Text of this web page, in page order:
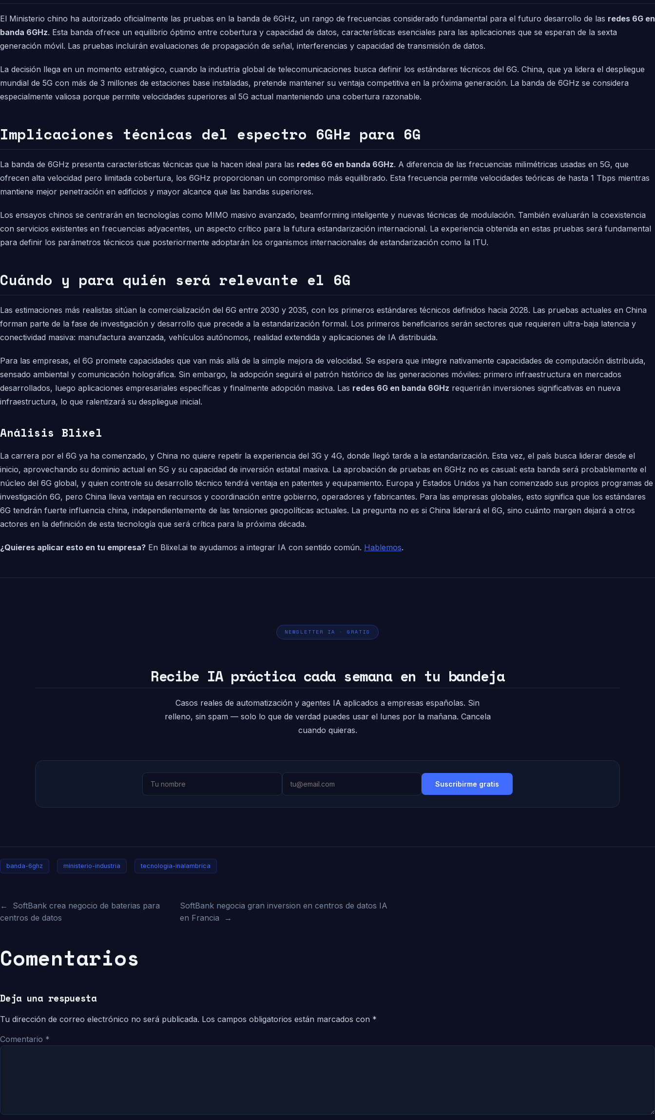
El Ministerio chino ha autorizado oficialmente las pruebas en la banda de 6GHz, un rango de frecuencias considerado fundamental para el futuro desarrollo de las redes 6G en
banda 6GHz. Esta banda ofrece un equilibrio óptimo entre cobertura y capacidad de datos, características esenciales para las aplicaciones que se esperan de la sexta
generación móvil. Las pruebas incluirán evaluaciones de propagación de señal, interferencias y capacidad de transmisión de datos.
La decisión llega en un momento estratégico, cuando la industria global de telecomunicaciones busca definir los estándares técnicos del 6G. China, que ya lidera el despliegue
mundial de 5G con más de 3 millones de estaciones base instaladas, pretende mantener su ventaja competitiva en la próxima generación. La banda de 6GHz se considera
especialmente valiosa porque permite velocidades superiores al 5G actual manteniendo una cobertura razonable.
Implicaciones técnicas del espectro 6GHz para 6G
La banda de 6GHz presenta características técnicas que la hacen ideal para las redes 6G en banda 6GHz. A diferencia de las frecuencias milimétricas usadas en 5G, que
ofrecen alta velocidad pero limitada cobertura, los 6GHz proporcionan un compromiso más equilibrado. Esta frecuencia permite velocidades teóricas de hasta 1 Tbps mientras
mantiene mejor penetración en edificios y mayor alcance que las bandas superiores.
Los ensayos chinos se centrarán en tecnologías como MIMO masivo avanzado, beamforming inteligente y nuevas técnicas de modulación. También evaluarán la coexistencia
con servicios existentes en frecuencias adyacentes, un aspecto crítico para la futura estandarización internacional. La experiencia obtenida en estas pruebas será fundamental
para definir los parámetros técnicos que posteriormente adoptarán los organismos internacionales de estandarización como la ITU.
Cuándo y para quién será relevante el 6G
Las estimaciones más realistas sitúan la comercialización del 6G entre 2030 y 2035, con los primeros estándares técnicos definidos hacia 2028. Las pruebas actuales en China
forman parte de la fase de investigación y desarrollo que precede a la estandarización formal. Los primeros beneficiarios serán sectores que requieren ultra-baja latencia y
conectividad masiva: manufactura avanzada, vehículos autónomos, realidad extendida y aplicaciones de IA distribuida.
Para las empresas, el 6G promete capacidades que van más allá de la simple mejora de velocidad. Se espera que integre nativamente capacidades de computación distribuida,
sensado ambiental y comunicación holográfica. Sin embargo, la adopción seguirá el patrón histórico de las generaciones móviles: primero infraestructura en mercados
desarrollados, luego aplicaciones empresariales específicas y finalmente adopción masiva. Las redes 6G en banda 6GHz requerirán inversiones significativas en nueva
infraestructura, lo que ralentizará su despliegue inicial.
Análisis Blixel
La carrera por el 6G ya ha comenzado, y China no quiere repetir la experiencia del 3G y 4G, donde llegó tarde a la estandarización. Esta vez, el país busca liderar desde el
inicio, aprovechando su dominio actual en 5G y su capacidad de inversión estatal masiva. La aprobación de pruebas en 6GHz no es casual: esta banda será probablemente el
núcleo del 6G global, y quien controle su desarrollo técnico tendrá ventaja en patentes y equipamiento. Europa y Estados Unidos ya han comenzado sus propios programas de
investigación 6G, pero China lleva ventaja en recursos y coordinación entre gobierno, operadores y fabricantes. Para las empresas globales, esto significa que los estándares
6G tendrán fuerte influencia china, independientemente de las tensiones geopolíticas actuales. La pregunta no es si China liderará el 6G, sino cuánto margen dejará a otros
actores en la definición de esta tecnología que será crítica para la próxima década.
¿Quieres aplicar esto en tu empresa? En Blixel.ai te ayudamos a integrar IA con sentido común. Hablemos.
NEWSLETTER IA · GRATIS
Recibe IA práctica cada semana en tu bandeja
Casos reales de automatización y agentes IA aplicados a empresas españolas. Sin
relleno, sin spam — solo lo que de verdad puedes usar el lunes por la mañana. Cancela
cuando quieras.
Suscribirme gratis
banda-6ghz ministerio-industria tecnologia-inalambrica
←
SoftBank crea negocio de baterias para
centros de datos
SoftBank negocia gran inversion en centros de datos IA
en Francia
→
Comentarios
Deja una respuesta
Tu dirección de correo electrónico no será publicada. Los campos obligatorios están marcados con *
Comentario *